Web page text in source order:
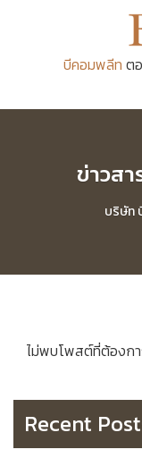
บีคอมพลีท ต
ข่าวสา
บริษัท
ไม่พบโพสต์ที่ต้องก
Recent